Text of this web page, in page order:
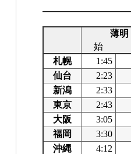
薄明
始
札幌
1:45
仙台
2:23
新潟
2:33
東京
2:43
大阪
3:05
福岡
3:30
沖縄
4:12